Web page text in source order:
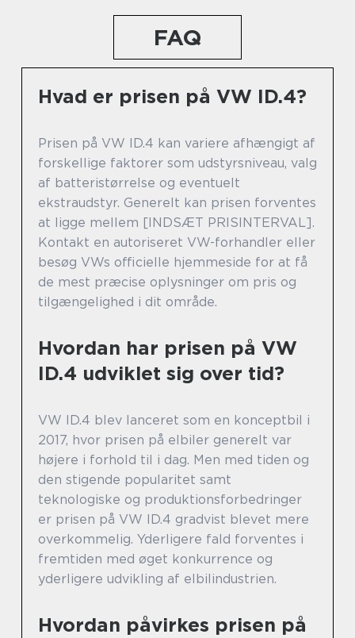
FAQ
Hvad er prisen på VW ID.4?
Prisen på VW ID.4 kan variere afhængigt af
forskellige faktorer som udstyrsniveau, valg
af batteristørrelse og eventuelt
ekstraudstyr. Generelt kan prisen forventes
at ligge mellem [INDSÆT PRISINTERVAL].
Kontakt en autoriseret VW-forhandler eller
besøg VWs officielle hjemmeside for at få
de mest præcise oplysninger om pris og
tilgængelighed i dit område.
Hvordan har prisen på VW
ID.4 udviklet sig over tid?
VW ID.4 blev lanceret som en konceptbil i
2017, hvor prisen på elbiler generelt var
højere i forhold til i dag. Men med tiden og
den stigende popularitet samt
teknologiske og produktionsforbedringer
er prisen på VW ID.4 gradvist blevet mere
overkommelig. Yderligere fald forventes i
fremtiden med øget konkurrence og
yderligere udvikling af elbilindustrien.
Hvordan påvirkes prisen på